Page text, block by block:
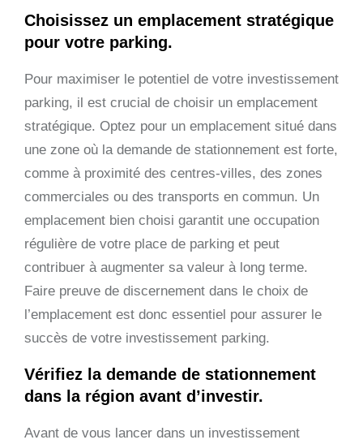
Choisissez un emplacement stratégique
pour votre parking.
Pour maximiser le potentiel de votre investissement
parking, il est crucial de choisir un emplacement
stratégique. Optez pour un emplacement situé dans
une zone où la demande de stationnement est forte,
comme à proximité des centres-villes, des zones
commerciales ou des transports en commun. Un
emplacement bien choisi garantit une occupation
régulière de votre place de parking et peut
contribuer à augmenter sa valeur à long terme.
Faire preuve de discernement dans le choix de
l’emplacement est donc essentiel pour assurer le
succès de votre investissement parking.
Vérifiez la demande de stationnement
dans la région avant d’investir.
Avant de vous lancer dans un investissement